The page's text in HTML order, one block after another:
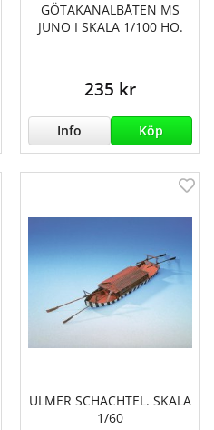
GÖTAKANALBÅTEN MS
JUNO I SKALA 1/100 HO.
235 kr
Info Köp
ULMER SCHACHTEL. SKALA
1/60